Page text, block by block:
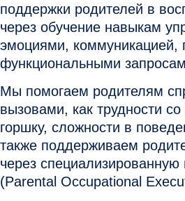
поддержки родителей в
через обучение навыкам
эмоциями, коммуникацией,
функциональными
Мы помогаем родителям
вызовами, как трудности
горшку, сложности в
также поддерживаем
через
(Parental Occupational